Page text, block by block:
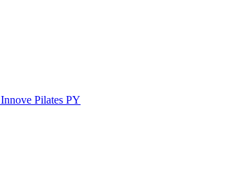
Innove Pilates PY